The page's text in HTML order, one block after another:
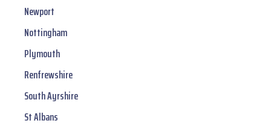
Newport
Nottingham
Plymouth
Renfrewshire
South Ayrshire
St Albans